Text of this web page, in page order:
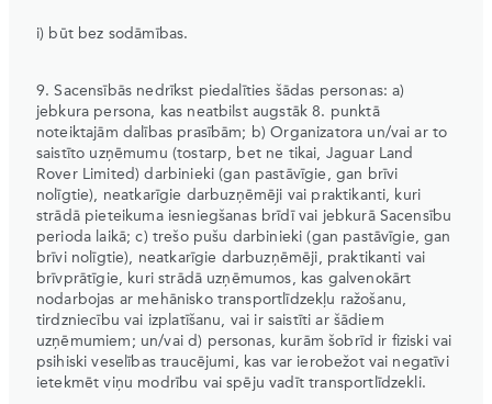
i) būt bez sodāmības.
9. Sacensībās nedrīkst piedalīties šādas personas: a)
jebkura persona, kas neatbilst augstāk 8. punktā
noteiktajām dalības prasībām; b) Organizatora un/vai ar to
saistīto uzņēmumu (tostarp, bet ne tikai, Jaguar Land
Rover Limited) darbinieki (gan pastāvīgie, gan brīvi
nolīgtie), neatkarīgie darbuzņēmēji vai praktikanti, kuri
strādā pieteikuma iesniegšanas brīdī vai jebkurā Sacensību
perioda laikā; c) trešo pušu darbinieki (gan pastāvīgie, gan
brīvi nolīgtie), neatkarīgie darbuzņēmēji, praktikanti vai
brīvprātīgie, kuri strādā uzņēmumos, kas galvenokārt
nodarbojas ar mehānisko transportlīdzekļu ražošanu,
tirdzniecību vai izplatīšanu, vai ir saistīti ar šādiem
uzņēmumiem; un/vai d) personas, kurām šobrīd ir fiziski vai
psihiski veselības traucējumi, kas var ierobežot vai negatīvi
ietekmēt viņu modrību vai spēju vadīt transportlīdzekli.